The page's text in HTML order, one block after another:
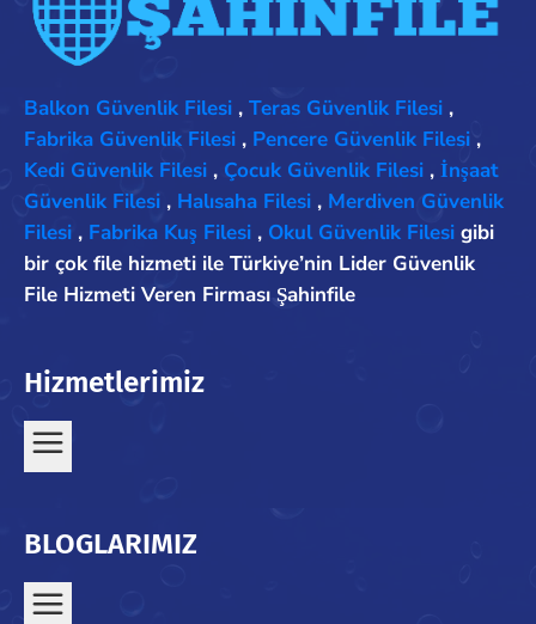
Balkon Güvenlik Filesi , Teras Güvenlik Filesi ,
Fabrika Güvenlik Filesi , Pencere Güvenlik Filesi ,
Kedi Güvenlik Filesi , Çocuk Güvenlik Filesi , İnşaat
Güvenlik Filesi , Halısaha Filesi , Merdiven Güvenlik
Filesi , Fabrika Kuş Filesi , Okul Güvenlik Filesi gibi
bir çok file hizmeti ile Türkiye’nin Lider Güvenlik
File Hizmeti Veren Firması Şahinfile
Hizmetlerimiz
BLOGLARIMIZ